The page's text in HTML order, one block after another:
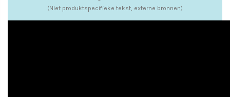
(Niet produktspecifieke tekst, externe bronnen)